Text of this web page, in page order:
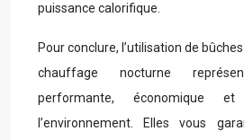
puissance calorifique.
Pour conclure, l’utilisation de
chauffage nocturne
performante, économique
l’environnement. Elles vous